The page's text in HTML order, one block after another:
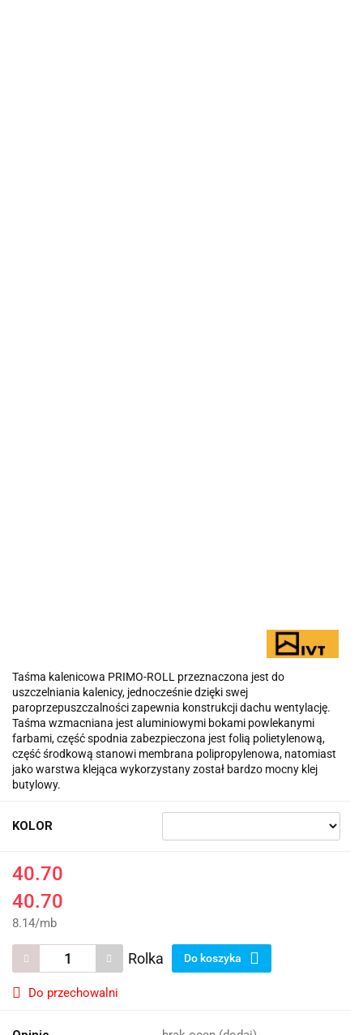
Taśma kalenicowa PRIMO-ROLL przeznaczona jest do
uszczelniania kalenicy, jednocześnie dzięki swej
paroprzepuszczalności zapewnia konstrukcji dachu wentylację.
Taśma wzmacniana jest aluminiowymi bokami powlekanymi
farbami, część spodnia zabezpieczona jest folią polietylenową,
część środkową stanowi membrana polipropylenowa, natomiast
jako warstwa klejąca wykorzystany został bardzo mocny klej
butylowy.
KOLOR
40.70
40.70
8.14/mb
Rolka Do koszyka
Do przechowalni